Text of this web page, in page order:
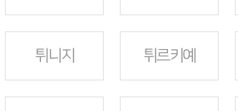
튀니지 튀르키예